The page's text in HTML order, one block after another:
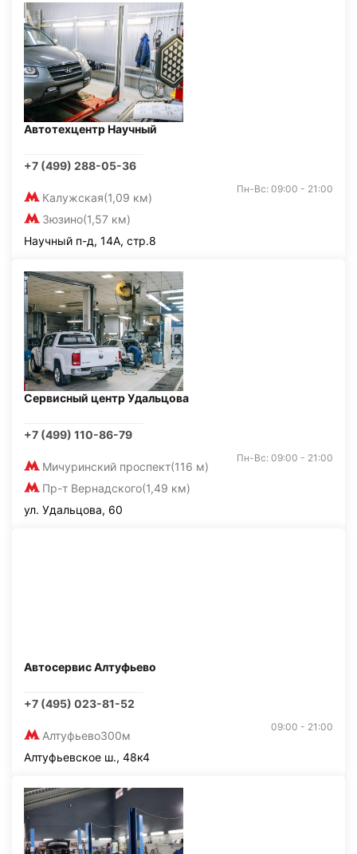
Автотехцентр Научный
+7 (499) 288-05-36
Калужская(1,09 км)
Зюзино(1,57 км)
Пн-Вс: 09:00 - 21:00
Научный п-д, 14А, стр.8
Сервисный центр Удальцова
+7 (499) 110-86-79
Мичуринский проспект(116 м)
Пр-т Вернадского(1,49 км)
Пн-Вс: 09:00 - 21:00
ул. Удальцова, 60
Автосервис Алтуфьево
+7 (495) 023-81-52
Алтуфьево300м
09:00 - 21:00
Алтуфьевское ш., 48к4